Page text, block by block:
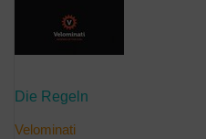
Die Regeln
Velominati